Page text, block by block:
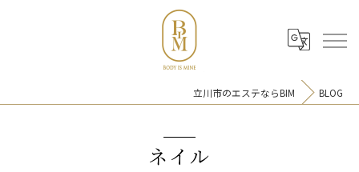
立川市のエステならBIM BLOG
ネイル